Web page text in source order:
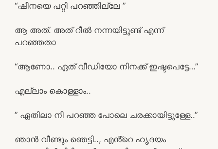
“ഷീനയെ പറ്റി പറഞ്ഞില്ലേ ”
ആ അത്. അത് റീൽ നന്നയിട്ടുണ്ട് എന്ന്
പറഞ്ഞതാ
“ആണോ.. ഏത് വീഡിയോ നിനക്ക് ഇഷ്ടപെട്ടേ…”
എല്ലാം കൊള്ളാം..
” ഏതിലാ നീ പറഞ്ഞ പോലെ ചരക്കായിട്ടുള്ളേ..”
ഞാൻ വീണ്ടും ഞെട്ടി.., എൻ്റെ ഹൃദയം